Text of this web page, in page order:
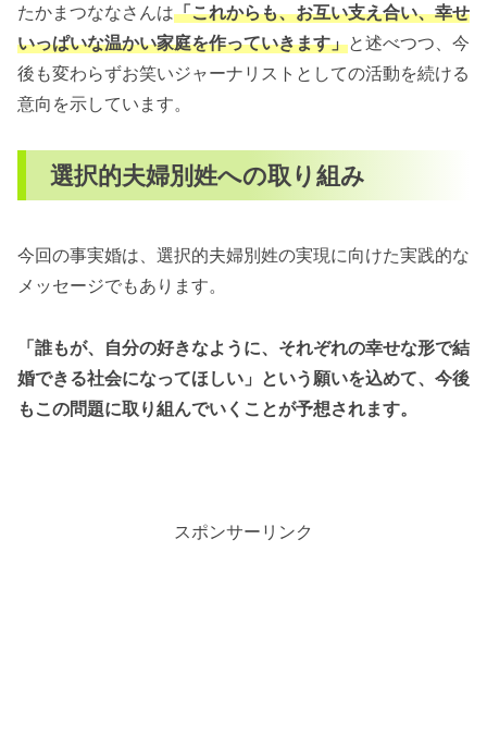
たかまつななさんは「これからも、お互い支え合い、幸せ
いっぱいな温かい家庭を作っていきます」と述べつつ、今
後も変わらずお笑いジャーナリストとしての活動を続ける
意向を示しています。
選択的夫婦別姓への取り組み
今回の事実婚は、選択的夫婦別姓の実現に向けた実践的な
メッセージでもあります。
「誰もが、自分の好きなように、それぞれの幸せな形で結
婚できる社会になってほしい」という願いを込めて、今後
もこの問題に取り組んでいくことが予想されます。
スポンサーリンク